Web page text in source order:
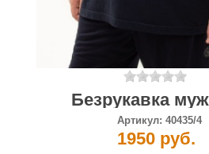
Безрукавка
Артикул: 40435/4
1950 руб.